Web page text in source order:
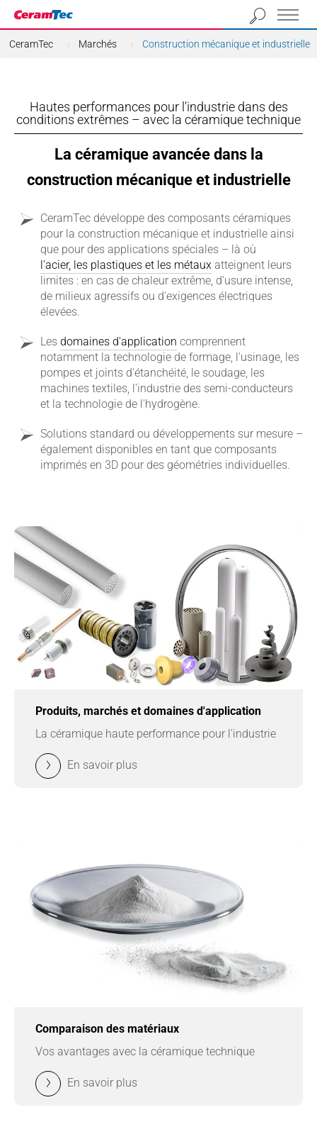
CeramTec Marchés Construction mécanique et industrielle
Hautes performances pour l'industrie dans des
conditions extrêmes – avec la céramique technique
La céramique avancée dans la
construction mécanique et industrielle
CeramTec développe des composants céramiques
pour la construction mécanique et industrielle ainsi
que pour des applications spéciales – là où
l'acier, les plastiques et les métaux atteignent leurs
limites : en cas de chaleur extrême, d'usure intense,
de milieux agressifs ou d'exigences électriques
élevées.
Les domaines d'application comprennent
notamment la technologie de formage, l'usinage, les
pompes et joints d'étanchéité, le soudage, les
machines textiles, l'industrie des semi-conducteurs
et la technologie de l'hydrogène.
Solutions standard ou développements sur mesure –
également disponibles en tant que composants
imprimés en 3D pour des géométries individuelles.
Produits, marchés et domaines d'application
La céramique haute performance pour l'industrie
En savoir plus
Comparaison des matériaux
Vos avantages avec la céramique technique
En savoir plus